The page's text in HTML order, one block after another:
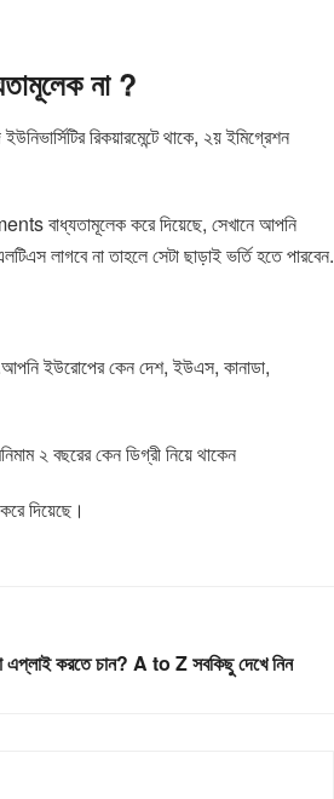
না?
রিকয়ারমেন্টে থাকে, ২য় ইমিগ্রেশন
বাধ্যতামূলেক করে দিয়েছে, সেখানে আপনি
লাগবে না তাহলে সেটা ছাড়াই ভর্তি হতে পারবেন.
আপনি ইউরোপের কেন দেশ,ইউএস, কানাডা,
২ বছরের কেন ডিগ্রী নিয়ে থাকেন
দিয়েছে।
এপ্লাই করতে চান? A to Z সবকিছু দেখে নিন